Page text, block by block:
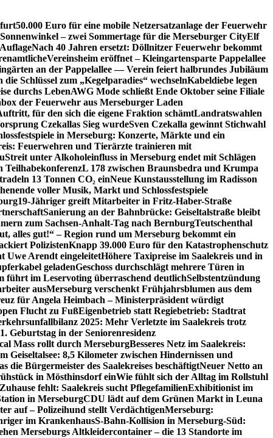
50.000 Euro für eine mobile Netzersatzanlage der Feuerwehr
– zwei Sommertage für die Merseburger CityElf
Nach 40 Jahren ersetzt: Döllnitzer Feuerwehr bekommt
Vereinsheim eröffnet – Kleingartensparte Pappelallee
an der Pappelallee — Verein feiert halbrundes Jubiläum
Schlüssel zum „Kegelparadies“ wechselnKabeldiebe legen
durchs LebenAWG Mode schließt Ende Oktober seine Filiale
der Feuerwehr aus Merseburger Laden
für den sich die eigene Fraktion schämtLandratswahlen
Czekallas Sieg wurdeSven Czekalla gewinnt Stichwahl
in Merseburg: Konzerte, Märkte und ein
Feuerwehren und Tierärzte trainieren mit
Streit unter Alkoholeinfluss in Merseburg endet mit Schlägen
TeilhabekonferenzL 178 zwischen Braunsbedra und Krumpa
13 Tonnen CO₂ einNeue Kunstausstellung im Radisson
voller Musik, Markt und Schlossfestspiele
19-Jähriger greift Mitarbeiter in Fritz-Haber-Straße
Sanierung an der Bahnbrücke: Geiseltalstraße bleibt
zum Sachsen-Anhalt-Tag nach BernburgTeutschenthal
alles gut!“ – Region rund um Merseburg bekommt ein
PolizistenKnapp 39.000 Euro für den Katastrophenschutz
Uwe Arendt eingeleitetHöhere Taxipreise im Saalekreis und in
geladenGeschoss durchschlägt mehrere Türen in
führt im Leservoting überraschend deutlichSelbstentzündung
ausMerseburg verschenkt Frühjahrsblumen aus dem
für Angela Heimbach – Ministerpräsident würdigt
Flucht zu FußEigenbetrieb statt Regiebetrieb: Stadtrat
2025: Mehr Verletzte im Saalekreis trotz
Geburtstag in der Seniorenresidenz
Mass rollt durch MerseburgBesseres Netz im Saalekreis:
Geiseltalsee: 8,5 Kilometer zwischen Hindernissen und
die Bürgermeister des Saalekreises beschäftigtNeuer Netto an
in Mösthinsdorf einWie fühlt sich der Alltag im Rollstuhl
fehlt: Saalekreis sucht PflegefamilienExhibitionist im
in MerseburgCDU lädt auf dem Grünen Markt in Leuna
auf – Polizeihund stellt VerdächtigenMerseburg:
im KrankenhausS-Bahn-Kollision in Merseburg-Süd:
Merseburgs Altkleidercontainer – die 13 Standorte im